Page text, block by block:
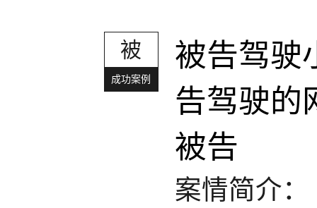
被
成功案例
被告驾驶
告驾驶的
被告
案情简介